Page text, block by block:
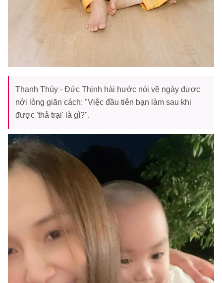
Thanh Thúy - Đức Thịnh hài hước nói về ngày được
nới lỏng giãn cách: "Việc đầu tiên bạn làm sau khi
được 'thả trại' là gì?".